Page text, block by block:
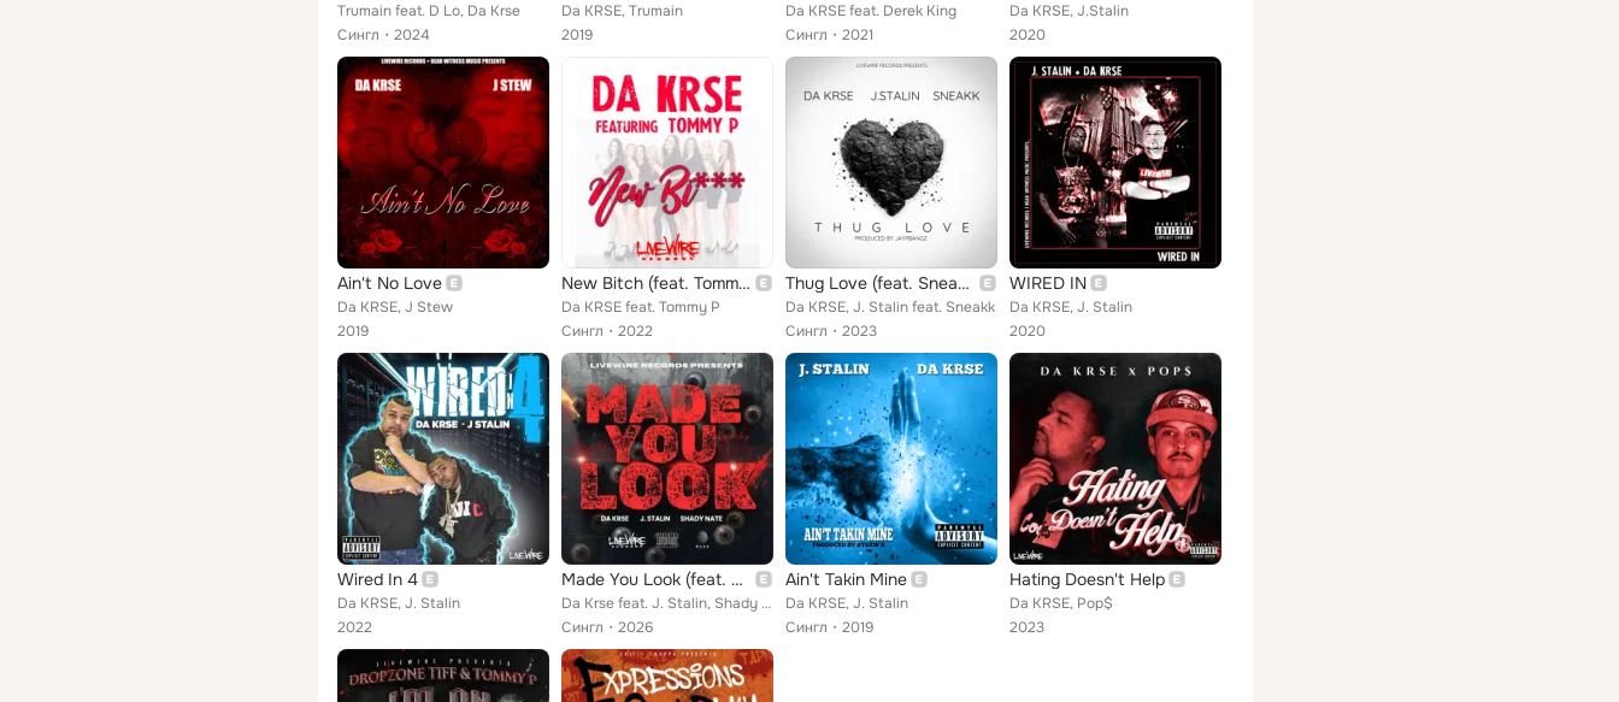
Trumain feat. D Lo, Da Krse
Сингл
2024
Da KRSE, Trumain
2019
Da KRSE feat. Derek King
Сингл
2021
Da KRSE, J.Stalin
2020
Ain't No Love
Da KRSE, J Stew
2019
New Bitch (feat. Tommy P)
Da KRSE feat. Tommy P
Сингл
2022
Thug Love (feat. Sneakk)
Da KRSE, J. Stalin feat. Sneakk
Сингл
2023
WIRED IN
Da KRSE, J. Stalin
2020
Wired In 4
Da KRSE, J. Stalin
2022
Made You Look (feat. J. Stalin & Shady Nate)
Da Krse feat. J. Stalin, Shady Nate
Сингл
2026
Ain't Takin Mine
Da KRSE, J. Stalin
Сингл
2019
Hating Doesn't Help
Da KRSE, Pop$
2023